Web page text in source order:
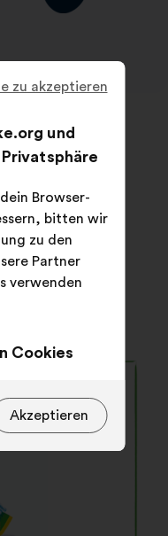
früherer
zu akzeptieren
und
Browser-
bitten wir
zu den
Partner
verwenden
Cookies
Diese
Diese Cookies
Akzeptieren